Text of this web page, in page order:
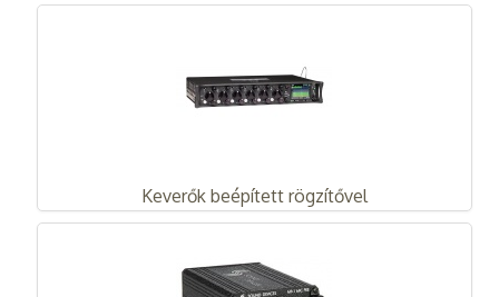
Keverők beépített rögzítővel